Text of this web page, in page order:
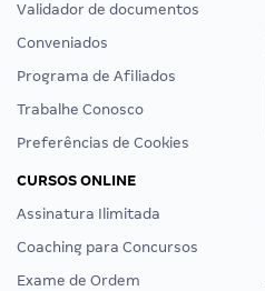
Validador de documentos
Conveniados
Programa de Afiliados
Trabalhe Conosco
Preferências de Cookies
CURSOS ONLINE
Assinatura Ilimitada
Coaching para Concursos
Exame de Ordem